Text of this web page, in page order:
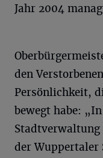
Jahr 2004
den
Persönlichkeit,
bewegt habe:
der Wuppertaler